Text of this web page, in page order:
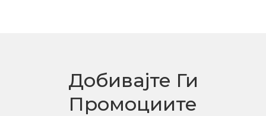
Добивајте Ги
Промоциите